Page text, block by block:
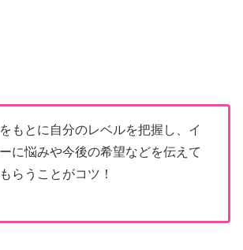
もとに自分のレベルを把握し、イ
に悩みや今後の希望などを伝えて
らうことがコツ！